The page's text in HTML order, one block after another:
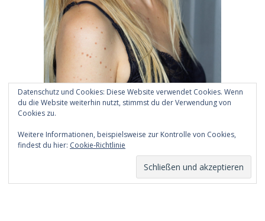
Archiv
Datenschutz und Cookies: Diese Website verwendet Cookies. Wenn
du die Website weiterhin nutzt, stimmst du der Verwendung von
Cookies zu.
Weitere Informationen, beispielsweise zur Kontrolle von Cookies,
findest du hier: Cookie-Richtlinie